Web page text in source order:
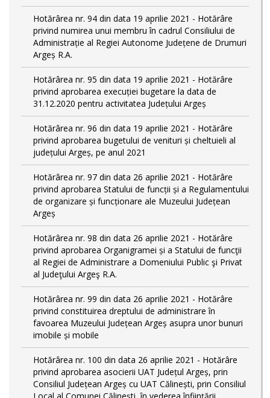
Hotărârea nr. 94 din data 19 aprilie 2021 - Hotărâre
privind numirea unui membru în cadrul Consiliului de
Administrație al Regiei Autonome Județene de Drumuri
Argeș R.A.
Hotărârea nr. 95 din data 19 aprilie 2021 - Hotărâre
privind aprobarea execuției bugetare la data de
31.12.2020 pentru activitatea Județului Argeș
Hotărârea nr. 96 din data 19 aprilie 2021 - Hotărâre
privind aprobarea bugetului de venituri și cheltuieli al
județului Argeș, pe anul 2021
Hotărârea nr. 97 din data 26 aprilie 2021 - Hotărâre
privind aprobarea Statului de funcții și a Regulamentului
de organizare și funcționare ale Muzeului Județean
Argeș
Hotărârea nr. 98 din data 26 aprilie 2021 - Hotărâre
privind aprobarea Organigramei și a Statului de funcţii
al Regiei de Administrare a Domeniului Public şi Privat
al Judeţului Argeş R.A.
Hotărârea nr. 99 din data 26 aprilie 2021 - Hotărâre
privind constituirea dreptului de administrare în
favoarea Muzeului Județean Argeș asupra unor bunuri
imobile și mobile
Hotărârea nr. 100 din data 26 aprilie 2021 - Hotărâre
privind aprobarea asocierii UAT Județul Argeș, prin
Consiliul Județean Argeș cu UAT Călinești, prin Consiliul